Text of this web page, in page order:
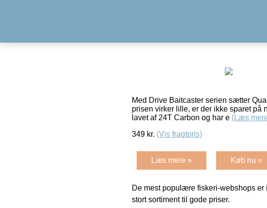
Med Drive Baitcaster serien sætter
prisen virker lille, er der ikke sparet på
lavet af 24T Carbon og har e (Læs
349 kr. (Vis fragtpris)
Læs mere » Køb nu »
De mest populære fiskeri-webshops
stort sortiment til gode priser.